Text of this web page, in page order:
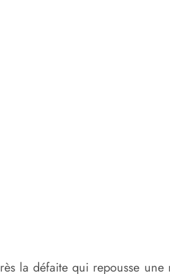
la défaite qui repousse